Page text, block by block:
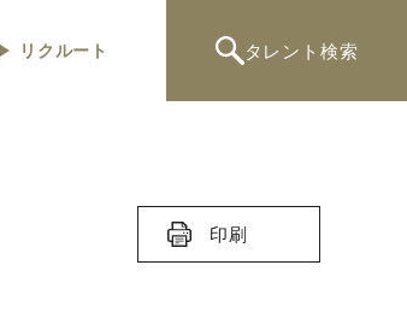
リクルート タレント 検索
印刷